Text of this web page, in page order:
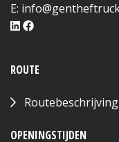
E:
ROUTE
Routebeschrijving
OPENINGSTIJDEN